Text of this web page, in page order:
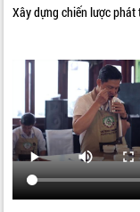
Xây dựng chiến lược